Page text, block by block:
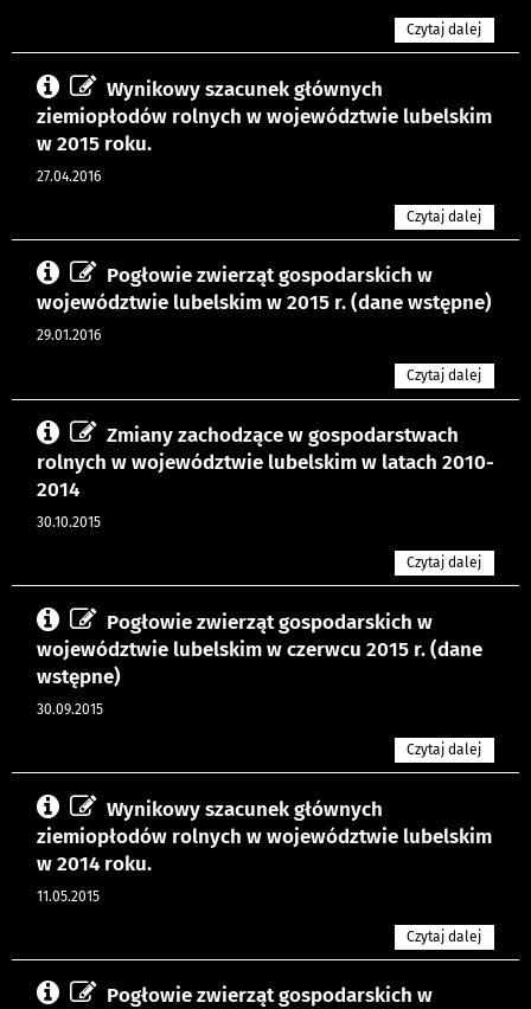
Czytaj dalej
Wynikowy szacunek głównych
ziemiopłodów rolnych w województwie lubelskim
w 2015 roku.
27.04.2016
Czytaj dalej
Pogłowie zwierząt gospodarskich w
województwie lubelskim w 2015 r. (dane wstępne)
29.01.2016
Czytaj dalej
Zmiany zachodzące w gospodarstwach
rolnych w województwie lubelskim w latach 2010-
2014
30.10.2015
Czytaj dalej
Pogłowie zwierząt gospodarskich w
województwie lubelskim w czerwcu 2015 r. (dane
wstępne)
30.09.2015
Czytaj dalej
Wynikowy szacunek głównych
ziemiopłodów rolnych w województwie lubelskim
w 2014 roku.
11.05.2015
Czytaj dalej
Pogłowie zwierząt gospodarskich w